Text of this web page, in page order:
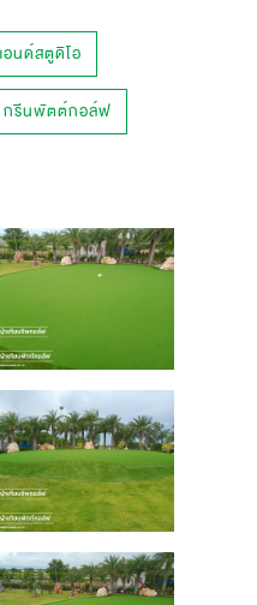
นด์สตูดิโอ
กรีนพัตต์กอล์ฟ